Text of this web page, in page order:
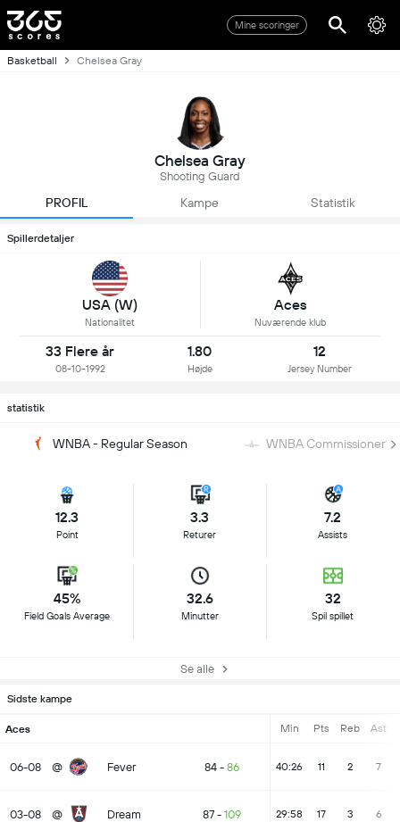
Mine scoringer
Basketball Chelsea Gray
Chelsea Gray
Shooting Guard
PROFIL Kampe Statistik
Spillerdetaljer
USA (W)
Nationalitet
Aces
Nuværende klub
33 Flere år
08-10-1992
1.80
Højde
12
Jersey Number
statistik
WNBA - Regular Season WNBA Commissioner's
12.3
Point
3.3
Returer
7.2
Assists
45%
Field Goals Average
32.6
Minutter
32
Spil spillet
Se alle
Sidste kampe
Aces Min Pts Reb Ast
06-08 @ Fever 84- 86 40:26 11 2 7
03-08 @ Dream 87- 109 29:58 17 3 6